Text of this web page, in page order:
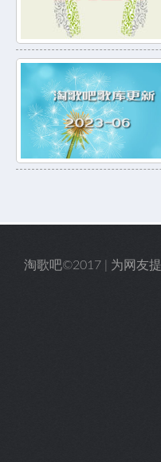
淘歌吧©2017 | 为网友